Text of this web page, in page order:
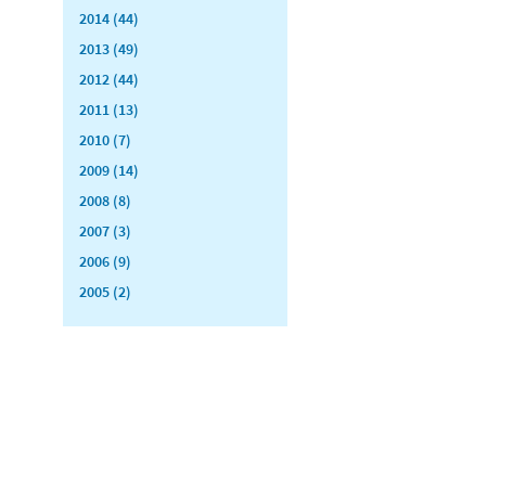
2014 (44)
2013 (49)
2012 (44)
2011 (13)
2010 (7)
2009 (14)
2008 (8)
2007 (3)
2006 (9)
2005 (2)